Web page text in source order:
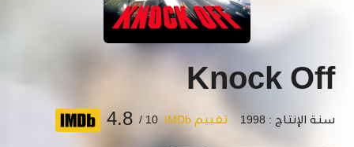
Knock Off
سنة الإنتاج : 1998 تقييم IMDb 10 /
4.8